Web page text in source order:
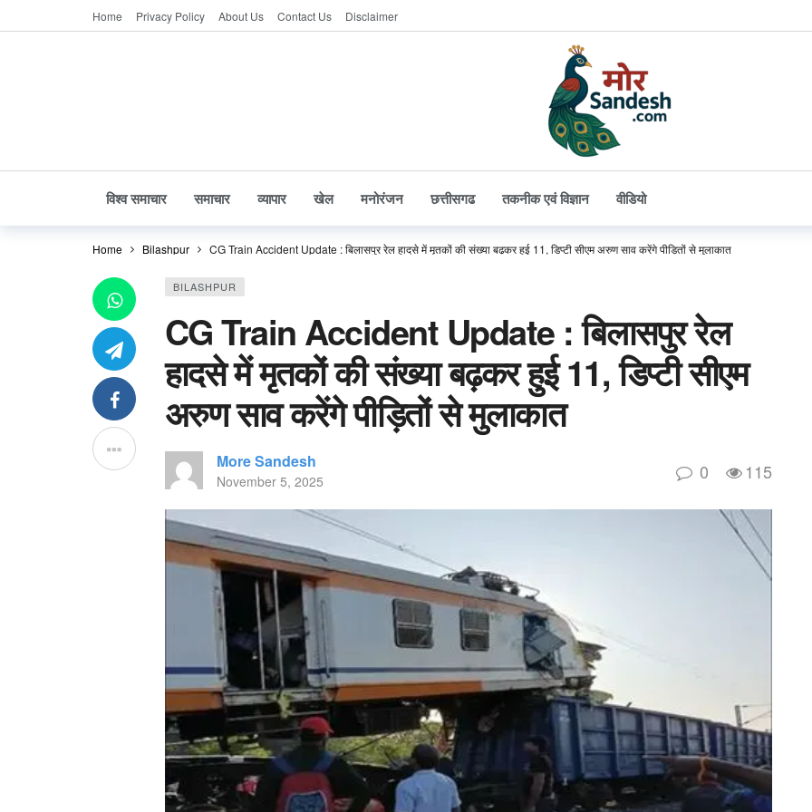
Home Privacy Policy About Us Contact Us Disclaimer
विश्व समाचार समाचार व्यापार खेल मनोरंजन छत्तीसगढ तकनीक एवं विज्ञान वीडियो
Home Bilashpur CG Train Accident Update : बिलासपुर रेल हादसे में मृतकों की संख्या बढ़कर हुई 11, डिप्टी सीएम अरुण साव करेंगे पीड़ितों से मुलाकात
BILASHPUR
CG Train Accident Update : बिलासपुर रेल
हादसे में मृतकों की संख्या बढ़कर हुई 11, डिप्टी सीएम
अरुण साव करेंगे पीड़ितों से मुलाकात
More Sandesh
November 5, 2025 0 115